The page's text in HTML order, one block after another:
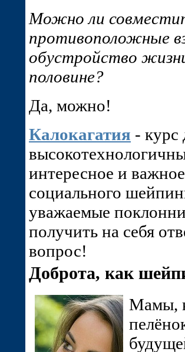
Можно ли
противоположные
обустройство
половине?
Да, можно!
Калокагатия - курс
интересное и
социального
уважаемые
получить на себя
вопрос!
Доброта, как
Мамы,